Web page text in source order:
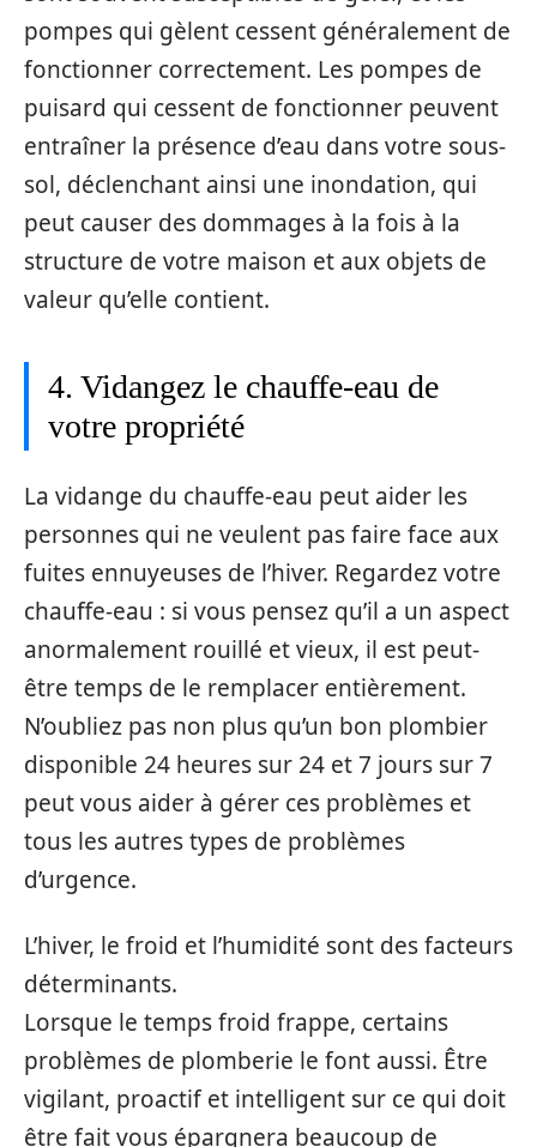
pompes qui gèlent cessent généralement de
fonctionner correctement. Les pompes de
puisard qui cessent de fonctionner peuvent
entraîner la présence d’eau dans votre sous-
sol, déclenchant ainsi une inondation, qui
peut causer des dommages à la fois à la
structure de votre maison et aux objets de
valeur qu’elle contient.
4. Vidangez le chauffe-eau de
votre propriété
La vidange du chauffe-eau peut aider les
personnes qui ne veulent pas faire face aux
fuites ennuyeuses de l’hiver. Regardez votre
chauffe-eau : si vous pensez qu’il a un aspect
anormalement rouillé et vieux, il est peut-
être temps de le remplacer entièrement.
N’oubliez pas non plus qu’un bon plombier
disponible 24 heures sur 24 et 7 jours sur 7
peut vous aider à gérer ces problèmes et
tous les autres types de problèmes
d’urgence.
L’hiver, le froid et l’humidité sont des facteurs
déterminants.
Lorsque le temps froid frappe, certains
problèmes de plomberie le font aussi. Être
vigilant, proactif et intelligent sur ce qui doit
être fait vous épargnera beaucoup de